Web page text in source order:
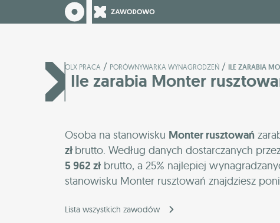
OLX PRACA / PORÓWNYWARKA WYNAGRODZEŃ / ILE ZARABIA
Ile zarabia Monter
Osoba na stanowisku Monter rusztowań
zł brutto. Według danych dostarczanych
5 962 zł brutto, a 25% najlepiej
stanowisku Monter rusztowań znajdziesz
Lista wszystkich zawodów